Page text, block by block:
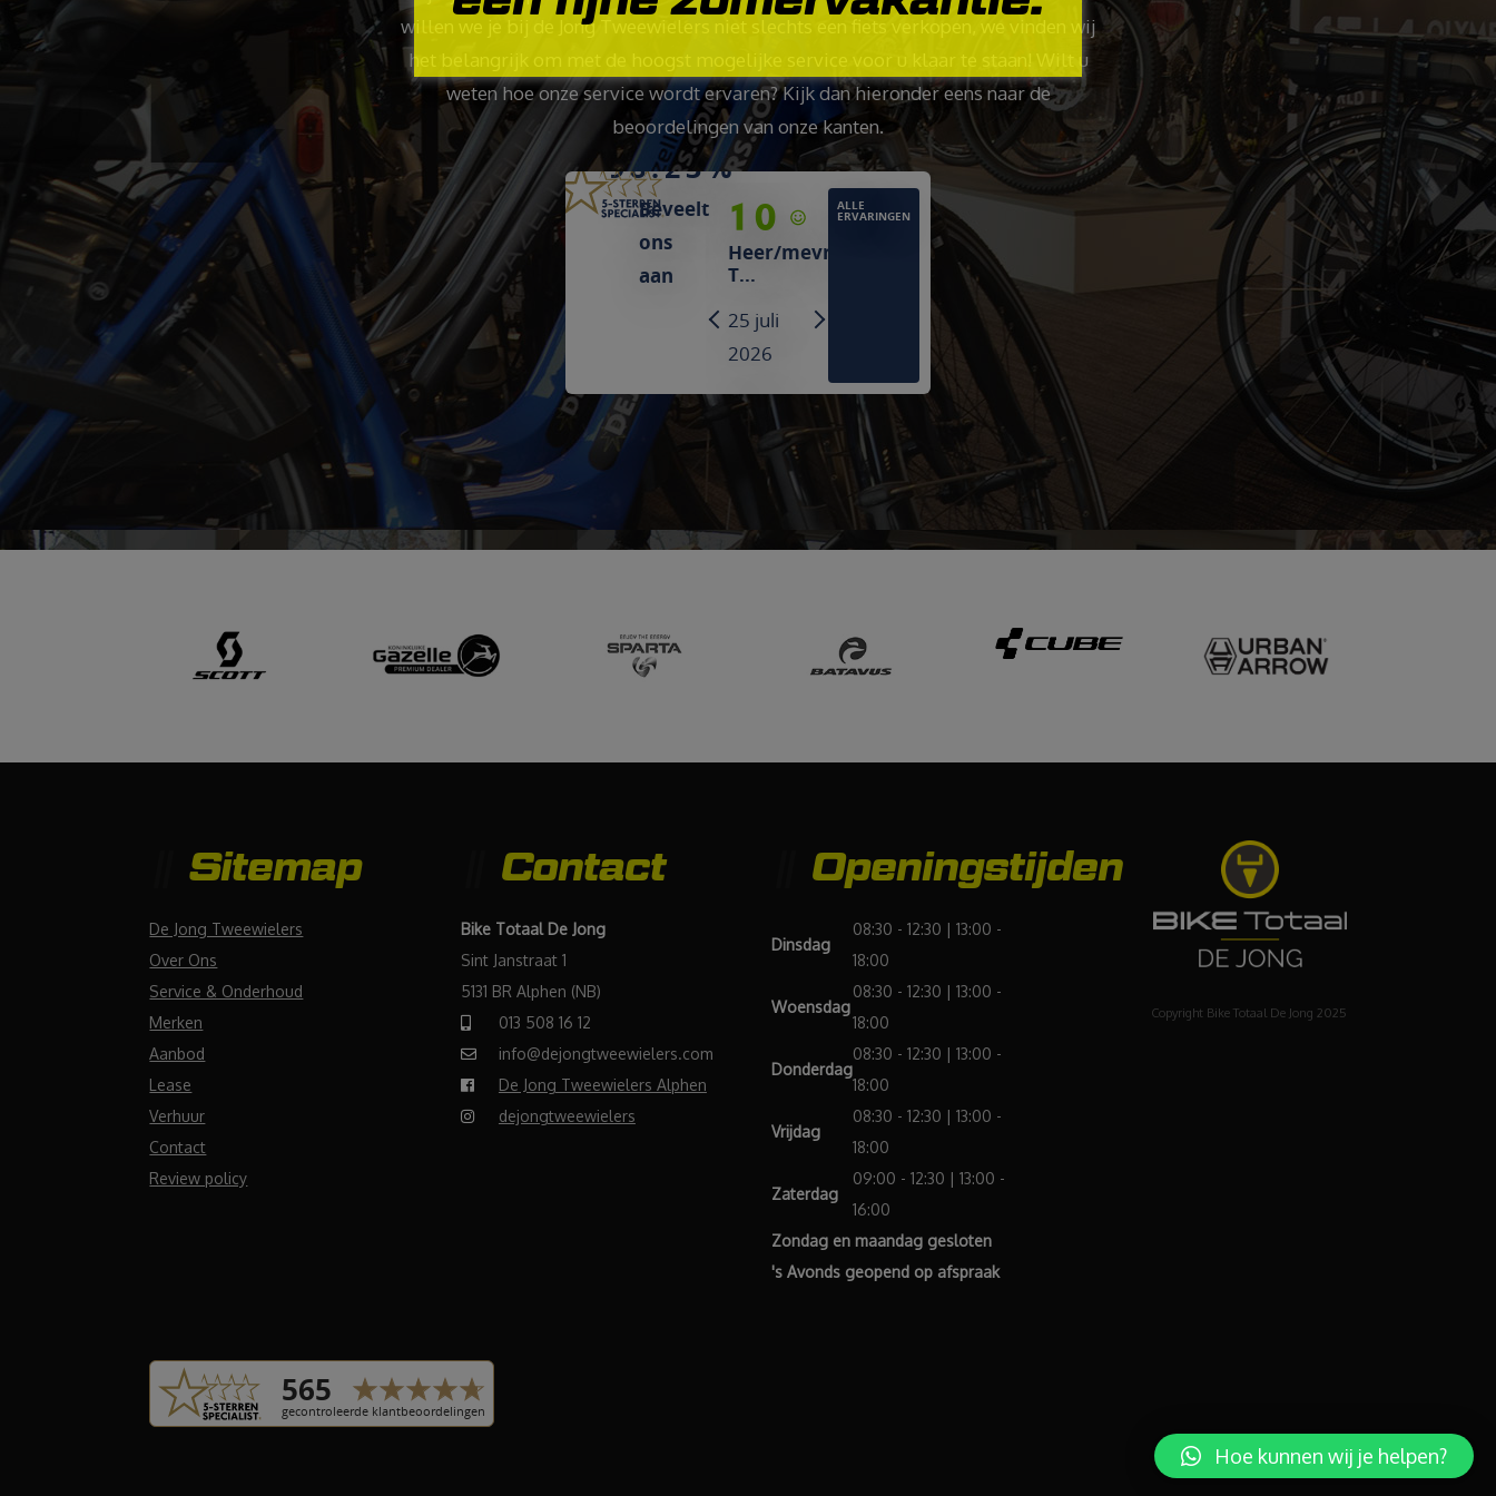
willen we je bij de Jong Tweewielers niet slechts een fiets verkopen, we vinden wij
het belangrijk om met de hoogst mogelijke service voor u klaar te staan! Wilt u
weten hoe onze service wordt ervaren? Kijk dan hieronder eens naar de
beoordelingen van onze kanten.
98.23%
Beveelt
ons
aan
10
Heer/mevrouw
tussen
verschillende
fietsmerken."
9
Heer/mevrouw
Broeders
25 juli
2026
"We
werden
geholpen,
vriendelijke
ALLE
ERVARINGEN
Sitemap
De Jong Tweewielers
Over Ons
Service & Onderhoud
Merken
Aanbod
Lease
Verhuur
Contact
Review policy
Contact
Bike Totaal De Jong
Sint Janstraat 1
5131 BR Alphen (NB)
013 508 16 12
info@dejongtweewielers.com
De Jong Tweewielers Alphen
dejongtweewielers
Openingstijden
Dinsdag
08:30 - 12:30 | 13:00 -
18:00
Woensdag
08:30 - 12:30 | 13:00 -
18:00
Donderdag
08:30 - 12:30 | 13:00 -
18:00
Vrijdag
08:30 - 12:30 | 13:00 -
18:00
Zaterdag
09:00 - 12:30 | 13:00 -
16:00
Zondag en maandag gesloten
's Avonds geopend op afspraak
Copyright Bike Totaal De Jong 2025
Hoe kunnen wij je helpen?